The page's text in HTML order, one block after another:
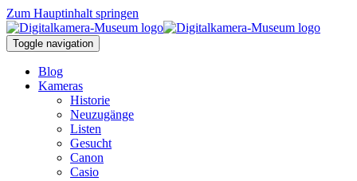
Zum Hauptinhalt springen
Toggle navigation
Blog
Kameras
Historie
Neuzugänge
Listen
Gesucht
Canon
Casio